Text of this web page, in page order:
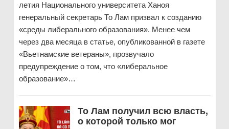
летия Национального университета Ханоя
генеральный секретарь То Лам призвал к созданию
«среды либерального образования». Менее чем
через два месяца в статье, опубликованной в газете
«Вьетнамские ветераны», прозвучало
предупреждение о том, что «либеральное
образование»…
То Лам получил всю власть,
о которой только мог